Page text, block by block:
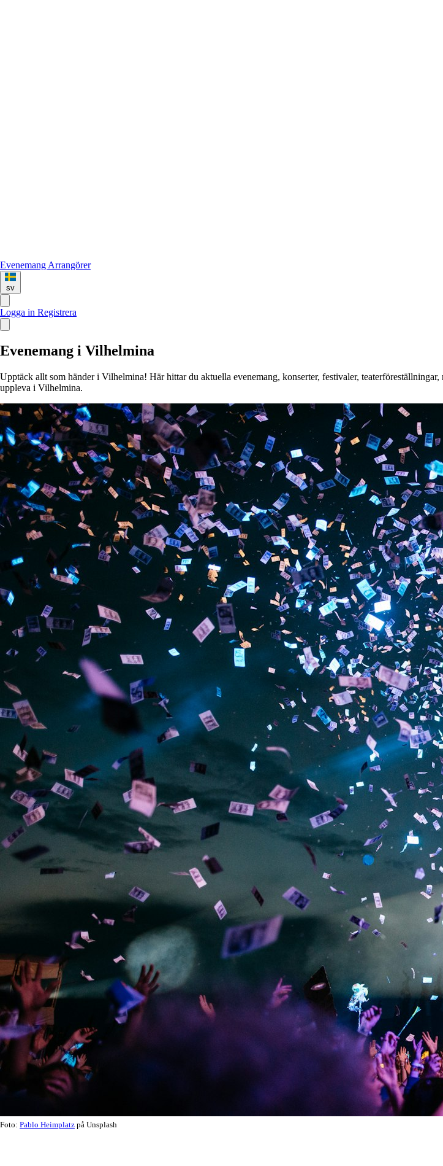
Evenemang Arrangörer
sv
Logga in Registrera
Evenemang i Vilhelmina
Upptäck allt som händer i Vilhelmina! Här hittar du aktuella evenemang, konserter, festivaler,
uppleva i Vilhelmina.
Foto: Pablo Heimplatz på Unsplash